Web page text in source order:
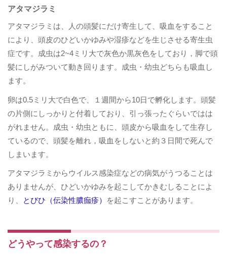
アタマジラミ
アタマジラミは、人の頭髪にだけ寄生して、吸血をすること
により、頭皮のひどいかゆみや湿疹などを生じさせる寄生虫
症です。成虫は2~4ミリ大で灰色か黒灰色をしており，脚で頭
髪にしがみついて動き回ります。成虫・幼虫どちらも吸血し
ます。
卵は0.5ミリ大で白色で、１週間から10日で孵化します。頭髪
の片側にしっかりと付着しており、引っ張ったぐらいではは
がれません。成虫・幼虫ともに、頭皮から吸血をして生存し
ているので、頭髪を離れ，吸血をしないと約３日間で死んで
しまいます。
​アタマジラミからウイルス感染症などの病気がうつることは
ありませんが、ひどいかゆみを起こしてかきむしることによ
り、
とびひ（伝染性膿痂疹） を起こすことがあります。
どうやって感染するの？